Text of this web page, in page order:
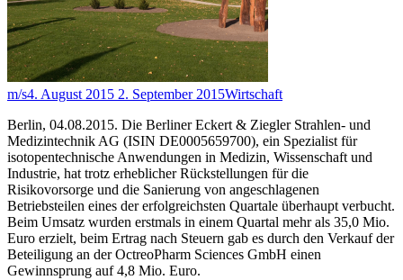
m/s4. August 2015 2. September 2015Wirtschaft
Berlin, 04.08.2015. Die Berliner Eckert & Ziegler Strahlen- und
Medizintechnik AG (ISIN DE0005659700), ein Spezialist für
isotopentechnische Anwendungen in Medizin, Wissenschaft und
Industrie, hat trotz erheblicher Rückstellungen für die
Risikovorsorge und die Sanierung von angeschlagenen
Betriebsteilen eines der erfolgreichsten Quartale überhaupt verbucht.
Beim Umsatz wurden erstmals in einem Quartal mehr als 35,0 Mio.
Euro erzielt, beim Ertrag nach Steuern gab es durch den Verkauf der
Beteiligung an der OctreoPharm Sciences GmbH einen
Gewinnsprung auf 4,8 Mio. Euro.